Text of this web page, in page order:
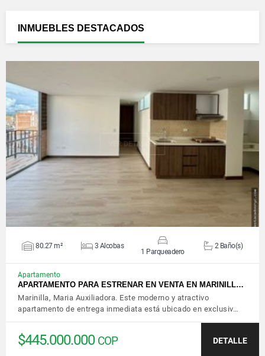
INMUEBLES DESTACADOS
VER DETALLES
80.27 m² 3 Alcobas
1 Parqueadero
2 Baño(s)
Apartamento
APARTAMENTO PARA ESTRENAR EN VENTA EN MARINILL…
Marinilla, Maria Auxiliadora. Este moderno y atractivo
apartamento de entrega inmediata está ubicado en exclusiv…
$445.000.000 COP DETALLE